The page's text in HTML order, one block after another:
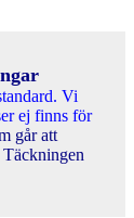
Vi
ej finns för
går att